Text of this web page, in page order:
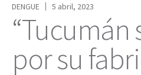
DENGUE
5 abril, 2023
“Tucumán
por su